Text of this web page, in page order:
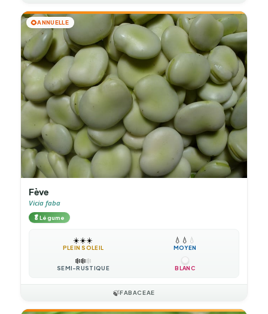
🌻ANNUELLE
Fève
Vicia faba
🥬Légume
☀️☀️☀️
PLEIN SOLEIL
💧 💧 💧
MOYEN
❄️❄️❄️
SEMI-RUSTIQUE BLANC
🍃FABACEAE